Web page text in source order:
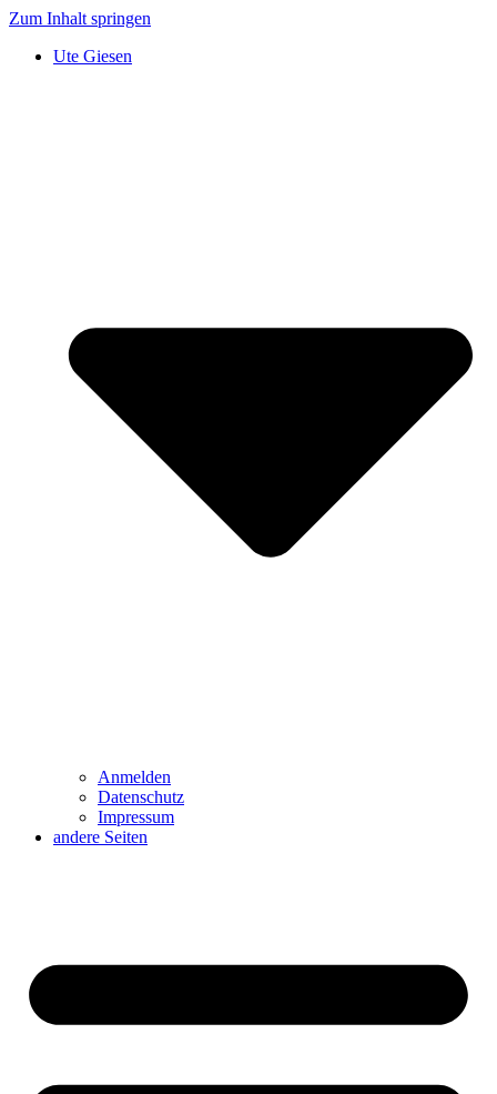
Zum Inhalt springen
Ute Giesen
Anmelden
Datenschutz
Impressum
andere Seiten